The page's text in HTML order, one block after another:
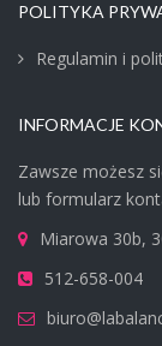
POLITYKA
Regulamin i
INFORMACJE
Zawsze możesz
lub formularz
Miarowa 30b,
512-658-004